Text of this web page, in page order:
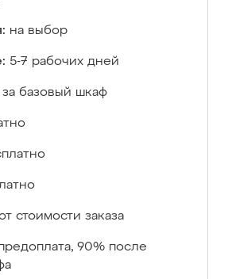
на выбор
5-7 рабочих дней
за базовый шкаф
стоимости заказа
90% после